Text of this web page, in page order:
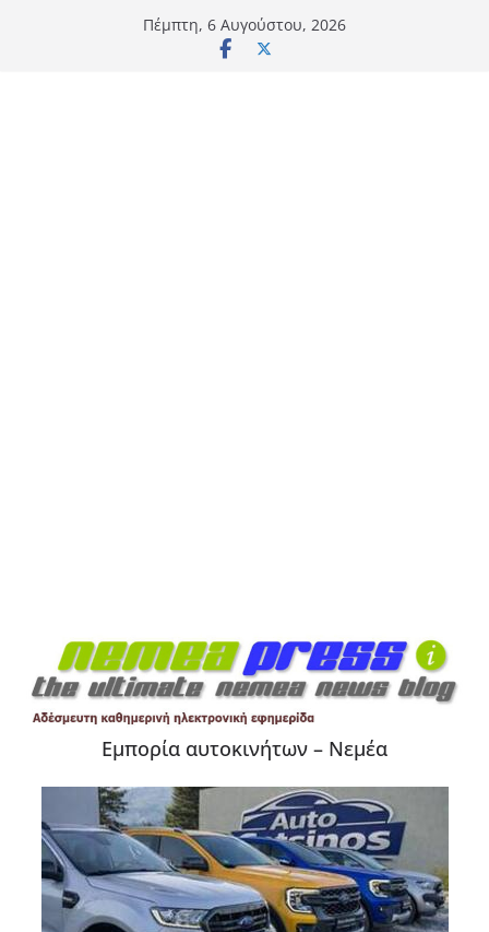
Πέμπτη, 6 Αυγούστου, 2026
Εμπορία αυτοκινήτων – Νεμέα